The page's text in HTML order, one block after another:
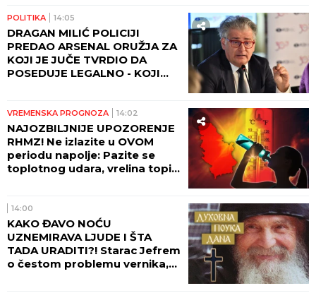
POLITIKA 14:05
DRAGAN MILIĆ POLICIJI
PREDAO ARSENAL ORUŽJA ZA
KOJI JE JUČE TVRDIO DA
POSEDUJE LEGALNO - KOJI
VREMENSKA PROGNOZA 14:02
NAJOZBILJNIJE UPOZORENJE
RHMZ! Ne izlazite u OVOM
periodu napolje: Pazite se
toplotnog udara, vrelina topi
14:00
KAKO ĐAVO NOĆU
UZNEMIRAVA LJUDE I ŠTA
TADA URADITI?! Starac Jefrem
o čestom problemu vernika,